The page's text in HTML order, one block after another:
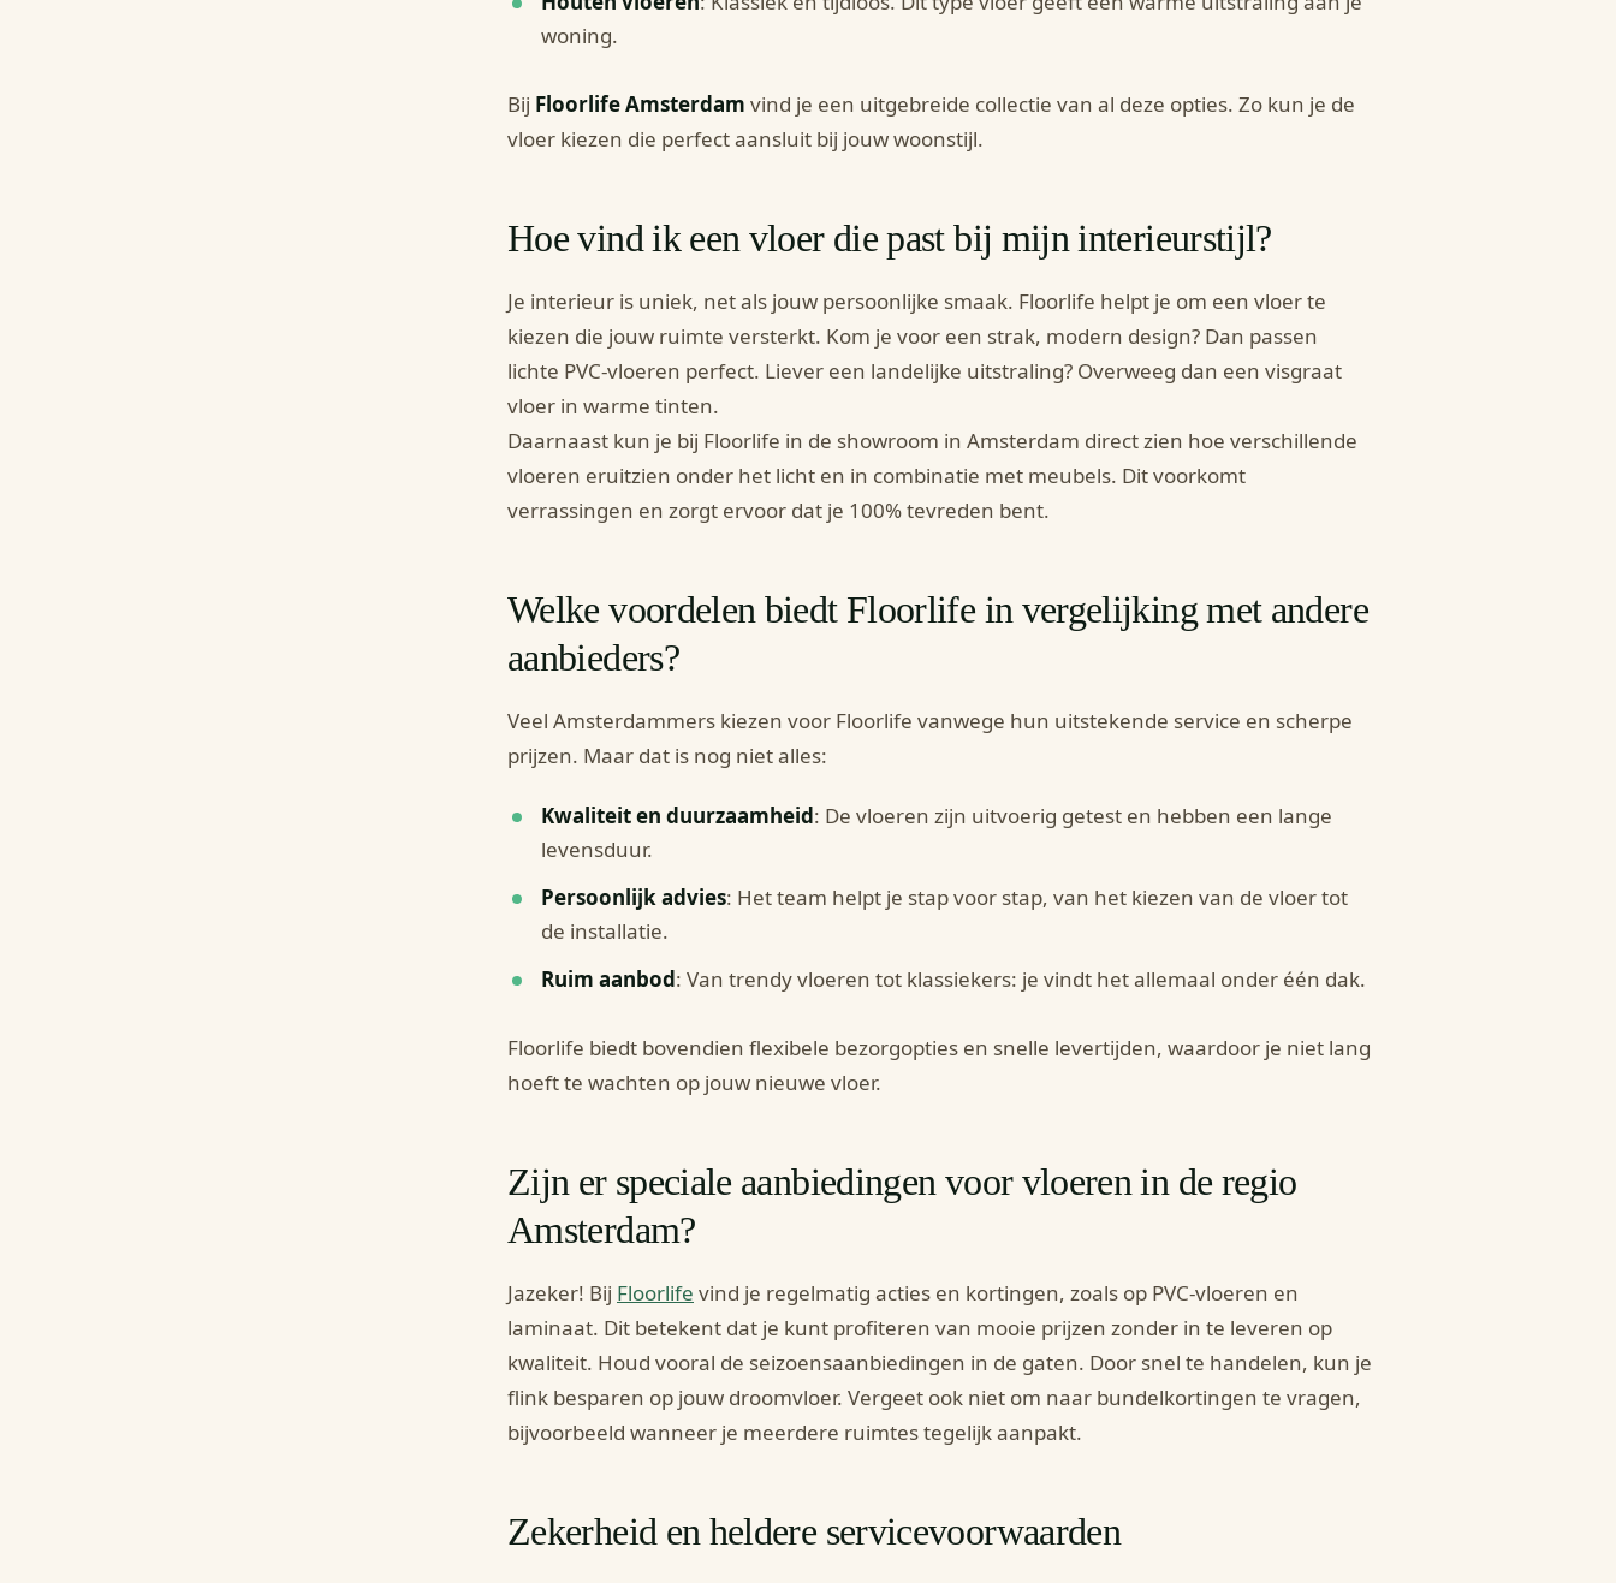
woning.
Bij Floorlife Amsterdam vind je een uitgebreide collectie van al deze opties. Zo kun je de
vloer kiezen die perfect aansluit bij jouw woonstijl.
Hoe vind ik een vloer die past bij mijn interieurstijl?
Je interieur is uniek, net als jouw persoonlijke smaak. Floorlife helpt je om een vloer te
kiezen die jouw ruimte versterkt. Kom je voor een strak, modern design? Dan passen
lichte PVC-vloeren perfect. Liever een landelijke uitstraling? Overweeg dan een visgraat
vloer in warme tinten.
Daarnaast kun je bij Floorlife in de showroom in Amsterdam direct zien hoe verschillende
vloeren eruitzien onder het licht en in combinatie met meubels. Dit voorkomt
verrassingen en zorgt ervoor dat je 100% tevreden bent.
Welke voordelen biedt Floorlife in vergelijking met andere
aanbieders?
Veel Amsterdammers kiezen voor Floorlife vanwege hun uitstekende service en scherpe
prijzen. Maar dat is nog niet alles:
Kwaliteit en duurzaamheid: De vloeren zijn uitvoerig getest en hebben een lange
levensduur.
Persoonlijk advies: Het team helpt je stap voor stap, van het kiezen van de vloer tot
de installatie.
Ruim aanbod: Van trendy vloeren tot klassiekers: je vindt het allemaal onder één dak.
Floorlife biedt bovendien flexibele bezorgopties en snelle levertijden, waardoor je niet lang
hoeft te wachten op jouw nieuwe vloer.
Zijn er speciale aanbiedingen voor vloeren in de regio
Amsterdam?
Jazeker! Bij Floorlife vind je regelmatig acties en kortingen, zoals op PVC-vloeren en
laminaat. Dit betekent dat je kunt profiteren van mooie prijzen zonder in te leveren op
kwaliteit. Houd vooral de seizoensaanbiedingen in de gaten. Door snel te handelen, kun je
flink besparen op jouw droomvloer. Vergeet ook niet om naar bundelkortingen te vragen,
bijvoorbeeld wanneer je meerdere ruimtes tegelijk aanpakt.
Zekerheid en heldere servicevoorwaarden